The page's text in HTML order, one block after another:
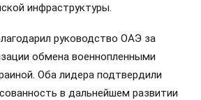
инфраструктуры.
руководство ОАЭ за
обмена военнопленными
Оба лидера подтвердили
в дальнейшем развитии